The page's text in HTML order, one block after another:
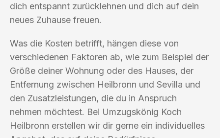
dich entspannt zurücklehnen und dich auf dein
neues Zuhause freuen.
Was die Kosten betrifft, hängen diese von
verschiedenen Faktoren ab, wie zum Beispiel der
Größe deiner Wohnung oder des Hauses, der
Entfernung zwischen Heilbronn und Sevilla und
den Zusatzleistungen, die du in Anspruch
nehmen möchtest. Bei Umzugskönig Koch
Heilbronn erstellen wir dir gerne ein individuelles